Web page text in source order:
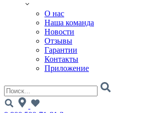
О нас
Наша команда
Новости
Отзывы
Гарантии
Контакты
Приложение